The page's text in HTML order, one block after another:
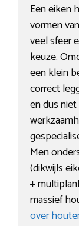
Een eiken
vormen
veel sfeer
keuze.
een klein
correct
en dus
Men
(dikwijls
+
massief
over